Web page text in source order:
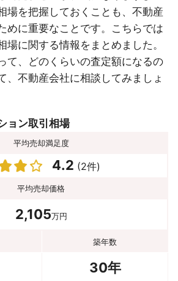
場を把握しておくことも、不動産
めに重要なことです。こちらでは
場に関する情報をまとめました。
て、どのくらいの査定額になるの
、不動産会社に相談してみましょ
ョン取引相場
平均売却満足度
4.2 (2件)
平均売却価格
2,105万円
築年数
30年